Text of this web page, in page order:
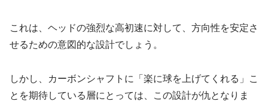
これは、ヘッドの強烈な高初速に対して、方向性を安定さ
せるための意図的な設計でしょう。
しかし、カーボンシャフトに「楽に球を上げてくれる」こ
とを期待している層にとっては、この設計が仇となりま